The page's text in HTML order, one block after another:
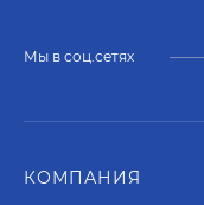
Мы в соц.сетях
КОМПАНИЯ